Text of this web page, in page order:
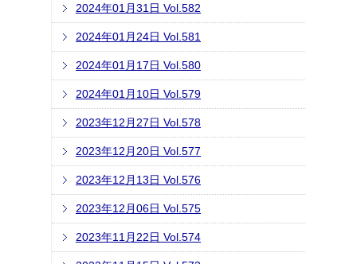
2024年01月31日 Vol.582
2024年01月24日 Vol.581
2024年01月17日 Vol.580
2024年01月10日 Vol.579
2023年12月27日 Vol.578
2023年12月20日 Vol.577
2023年12月13日 Vol.576
2023年12月06日 Vol.575
2023年11月22日 Vol.574